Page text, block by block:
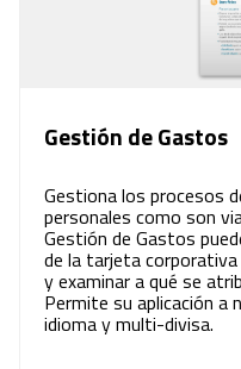
Gestión de Gastos
Gestiona los procesos
personales como son
Gestión de Gastos
de la tarjeta
y examinar a qué se
Permite su aplicación
idioma y multi-divisa.